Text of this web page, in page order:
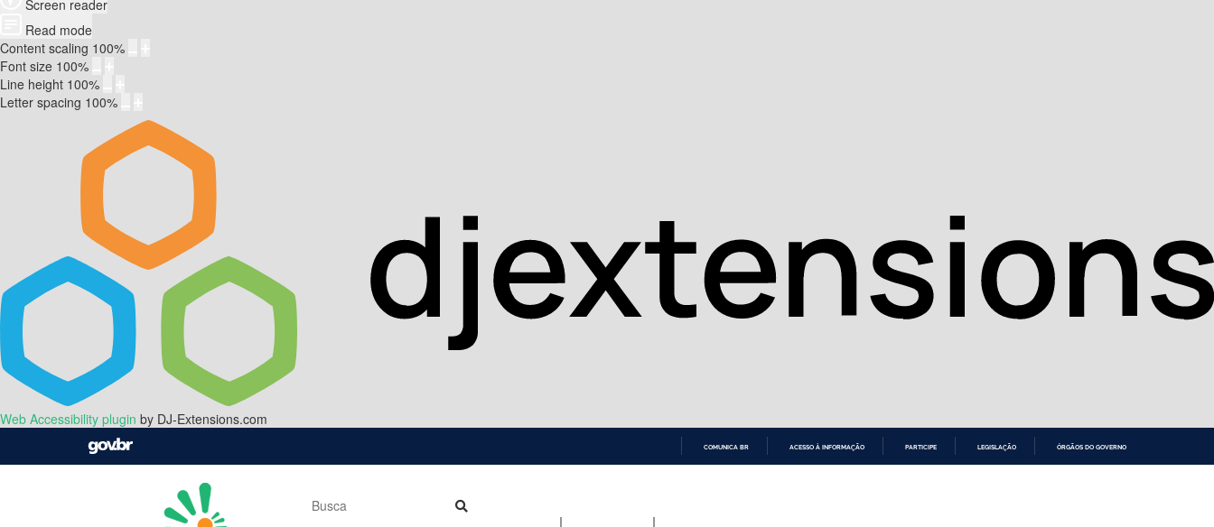
Screen reader
Read mode
Content scaling 100%
Font size 100%
Line height 100%
Letter spacing 100%
Web Accessibility plugin by DJ-Extensions.com
COMUNICA BR ACESSO À INFORMAÇÃO PARTICIPE LEGISLAÇÃO ÓRGÃOS DO GOVERNO